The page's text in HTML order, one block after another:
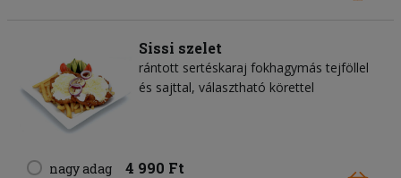
Sissi szelet
rántott sertéskaraj fokhagymás tejföllel
és sajttal, választható körettel
nagy adag 4 990 Ft